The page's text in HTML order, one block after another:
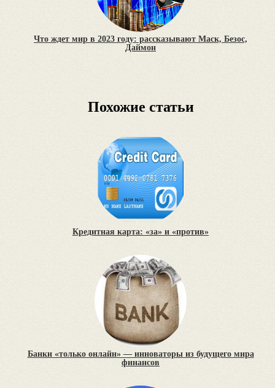
Что ждет мир в 2023 году: рассказывают Маск, Безос,
Даймон
Похожие статьи
Кредитная карта: «за» и «против»
Банки «только онлайн» — инноваторы из будущего мира
финансов